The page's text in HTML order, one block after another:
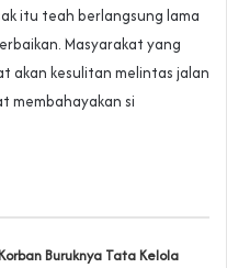
itu teah berlangsung lama
Masyarakat yang
akan kesulitan melintas jalan
membahayakan si
Buruknya Tata Kelola